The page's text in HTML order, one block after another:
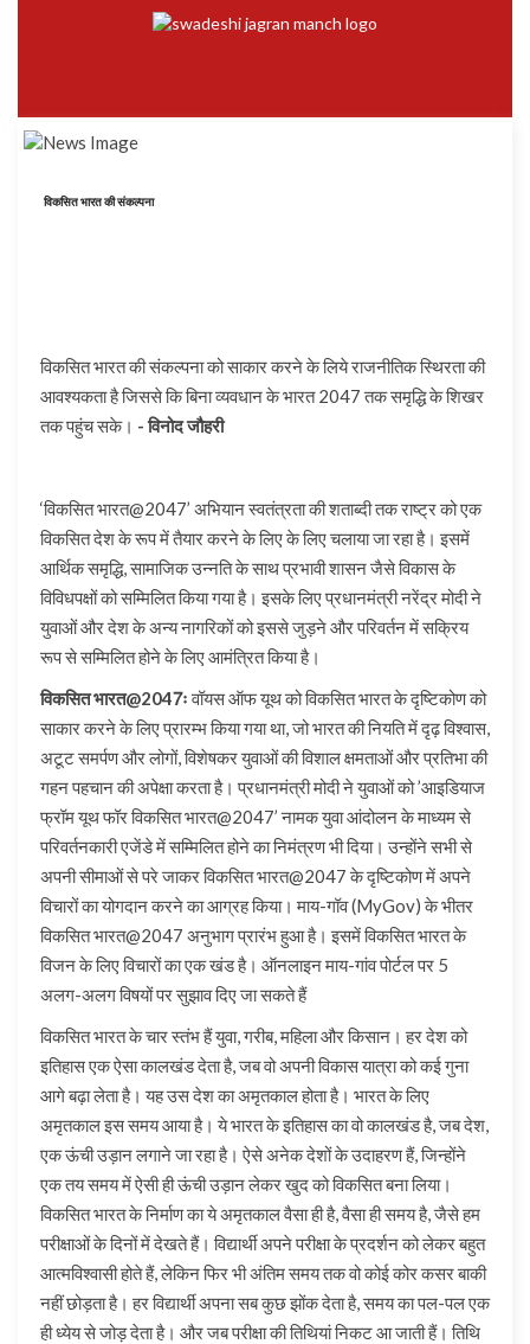
विकसित भारत की संकल्पना
विकसित भारत की संकल्पना को साकार करने के लिये राजनीतिक स्थिरता की
आवश्यकता है जिससे कि बिना व्यवधान के भारत 2047 तक समृद्धि के शिखर
तक पहुंच सके। - विनोद जौहरी
‘विकसित भारत@2047’ अभियान स्वतंत्रता की शताब्दी तक राष्ट्र को एक
विकसित देश के रूप में तैयार करने के लिए के लिए चलाया जा रहा है। इसमें
आर्थिक समृद्धि, सामाजिक उन्नति के साथ प्रभावी शासन जैसे विकास के
विविधपक्षों को सम्मिलित किया गया है। इसके लिए प्रधानमंत्री नरेंद्र मोदी ने
युवाओं और देश के अन्य नागरिकों को इससे जुड़ने और परिवर्तन में सक्रिय
रूप से सम्मिलित होने के लिए आमंत्रित किया है।
विकसित भारत@2047ःवॉयस ऑफ यूथ को विकसित भारत के दृष्टिकोण को
साकार करने के लिए प्रारम्भ किया गया था, जो भारत की नियति में दृढ़ विश्वास,
अटूट समर्पण और लोगों, विशेषकर युवाओं की विशाल क्षमताओं और प्रतिभा की
गहन पहचान की अपेक्षा करता है। प्रधानमंत्री मोदी ने युवाओं को ’आइडियाज
फ्रॉम यूथ फॉर विकसित भारत@2047’ नामक युवा आंदोलन के माध्यम से
परिवर्तनकारी एजेंडे में सम्मिलित होने का निमंत्रण भी दिया। उन्होंने सभी से
अपनी सीमाओं से परे जाकर विकसित भारत@2047 के दृष्टिकोण में अपने
विचारों का योगदान करने का आग्रह किया। माय-गॉव (MyGov) के भीतर
विकसित भारत@2047 अनुभाग प्रारंभ हुआ है। इसमें विकसित भारत के
विजन के लिए विचारों का एक खंड है। ऑनलाइन माय-गांव पोर्टल पर 5
अलग-अलग विषयों पर सुझाव दिए जा सकते हैं
विकसित भारत के चार स्तंभ हैं युवा, गरीब, महिला और किसान। हर देश को
इतिहास एक ऐसा कालखंड देता है, जब वो अपनी विकास यात्रा को कई गुना
आगे बढ़ा लेता है। यह उस देश का अमृतकाल होता है। भारत के लिए
अमृतकाल इस समय आया है। ये भारत के इतिहास का वो कालखंड है, जब देश,
एक ऊंची उड़ान लगाने जा रहा है। ऐसे अनेक देशों के उदाहरण हैं, जिन्होंने
एक तय समय में ऐसी ही ऊंची उड़ान लेकर खुद को विकसित बना लिया।
विकसित भारत के निर्माण का ये अमृतकाल वैसा ही है, वैसा ही समय है, जैसे हम
परीक्षाओं के दिनों में देखते हैं। विद्यार्थी अपने परीक्षा के प्रदर्शन को लेकर बहुत
आत्मविश्वासी होते हैं, लेकिन फिर भी अंतिम समय तक वो कोई कोर कसर बाकी
नहीं छोड़ता है। हर विद्यार्थी अपना सब कुछ झोंक देता है, समय का पल-पल एक
ही ध्येय से जोड़ देता है। और जब परीक्षा की तिथियां निकट आ जाती हैं। तिथि